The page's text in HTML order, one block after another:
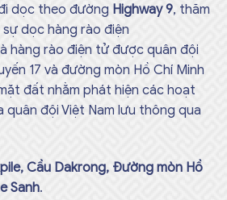
dọc theo đường Highway 9, thăm
dọc hàng rào điện
hàng rào điện tử được quân đội
17 và đường mòn Hồ Chí Minh
đất nhằm phát hiện các hoạt
quân đội Việt Nam lưu thông qua
Cầu Dakrong, Đường mòn Hồ
Sanh.